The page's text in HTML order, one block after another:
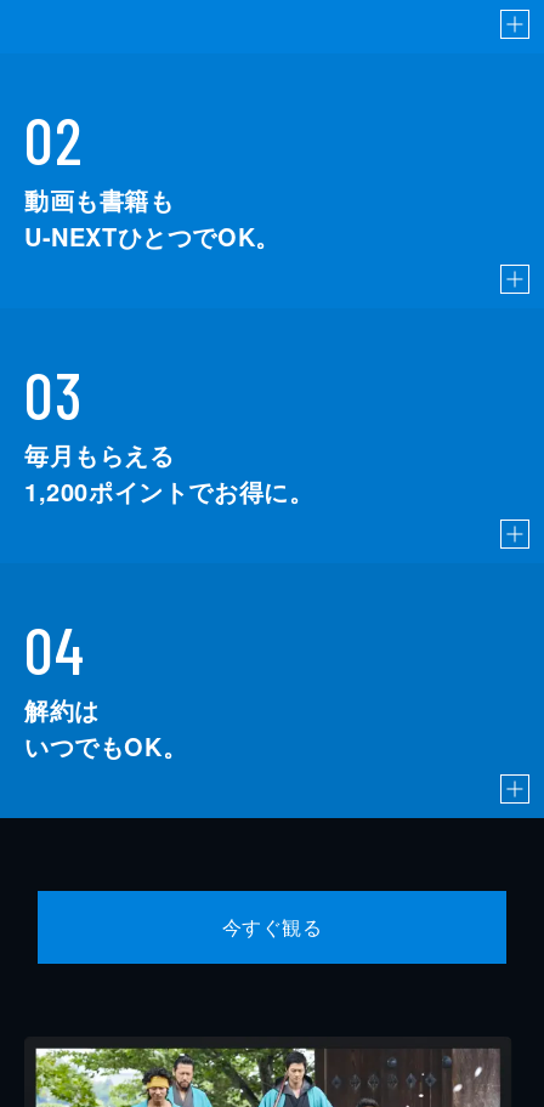
02
動画も書籍も
U-NEXTひとつでOK。
03
毎月もらえる
1,200ポイントでお得に。
04
解約は
いつでもOK。
今すぐ観る